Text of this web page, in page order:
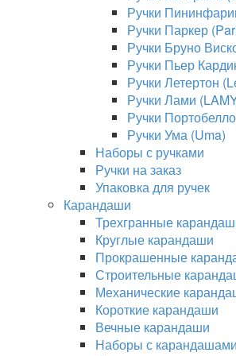
Ручки
Ручки Паркер
Ручки Бруно
Ручки Пьер
Ручки Летертон
Ручки Лами
Ручки
Ручки Ума (Uma)
Наборы с ручками
Ручки на заказ
Упаковка для ручек
Карандаши
Трехгранные
Круглые карандаши
Прокрашенные
Строительные
Механические
Короткие карандаши
Вечные карандаши
Наборы с карандашами